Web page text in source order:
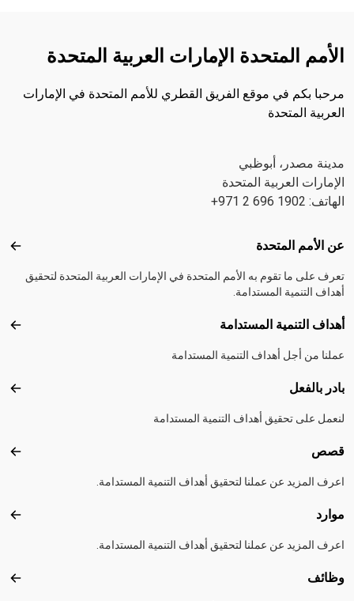
الأمم المتحدة الإمارات العربية المتحدة
مرحبا بكم في موقع الفريق القطري للأمم المتحدة في الإمارات
العربية المتحدة
مدينة مصدر، أبوظبي
الإمارات العربية المتحدة
الهاتف: 1902 696 2 971+
Footer menu
عن الأمم المتحدة عن
تعرف على ما تقوم به الأمم المتحدة في الإمارات العربية المتحدة لتحقيق
أهداف التنمية المستدامة.
أهداف التنمية المستدامة
عملنا من أجل أهداف التنمية المستدامة
بادر بالفعل
لنعمل على تحقيق أهداف التنمية المستدامة
قصص
اعرف المزيد عن عملنا لتحقيق أهداف التنمية المستدامة.
موارد
اعرف المزيد عن عملنا لتحقيق أهداف التنمية المستدامة.
وظائف